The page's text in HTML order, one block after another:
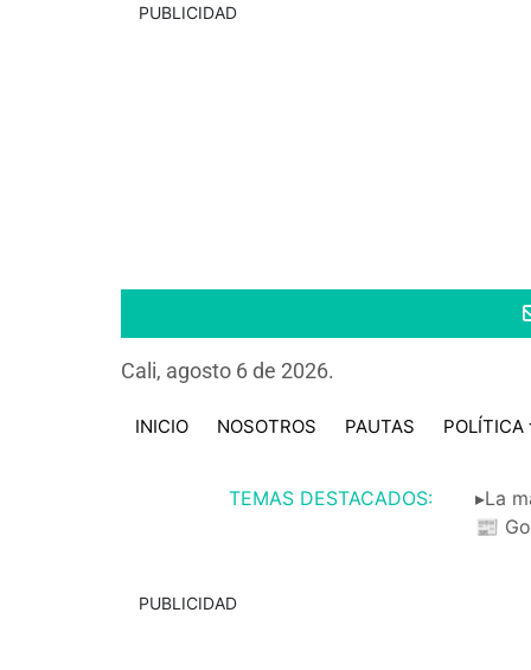
PUBLICIDAD
Cali, agosto 6 de 2026.
INICIO NOSOTROS PAUTAS POLÍTICA
TEMAS DESTACADOS:
▸La
📰
PUBLICIDAD